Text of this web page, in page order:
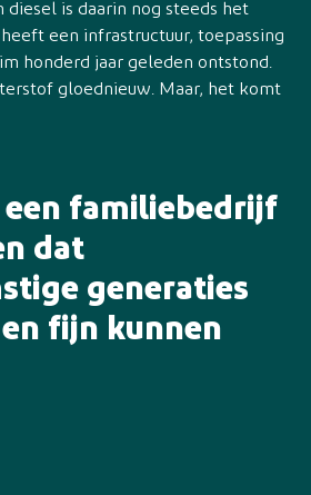
diesel is daarin nog steeds het
een infrastructuur, toepassing
honderd jaar geleden ontstond.
gloednieuw. Maar, het komt
een familiebedrijf
dat
generaties
fijn kunnen